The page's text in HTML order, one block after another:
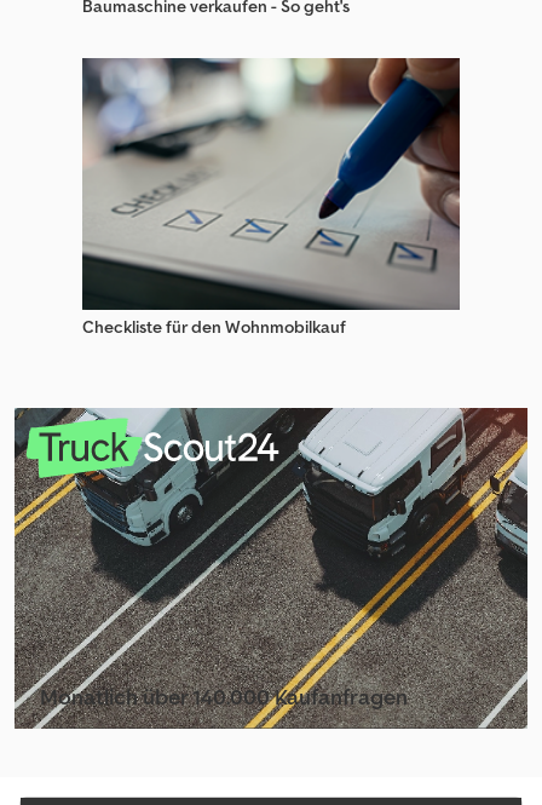
Baumaschine verkaufen - So geht's
Checkliste für den Wohnmobilkauf
Monatlich über 140.000 Kaufanfragen